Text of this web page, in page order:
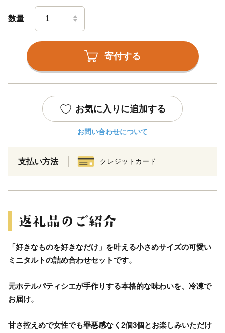
数量
寄付する
お気に入りに追加する
お問い合わせについて
支払い方法 クレジットカード
「好きなものを好きなだけ」を叶える小さめサイズの可愛い
ミニタルトの詰め合わせセットです。
元ホテルパティシエが手作りする本格的な味わいを、冷凍で
お届け。
甘さ控えめで女性でも罪悪感なく2個3個とお楽しみいただけ